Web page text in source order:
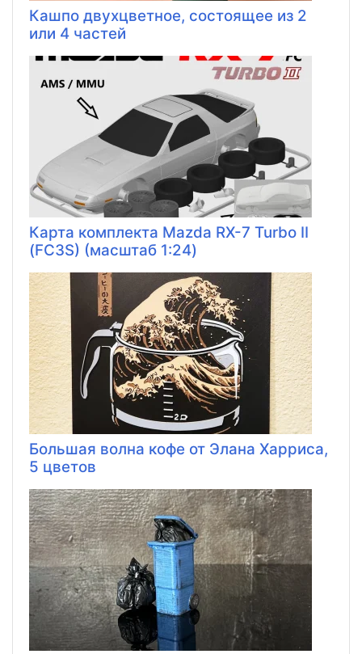
Кашпо двухцветное, состоящее из 2
или 4 частей
Карта комплекта Mazda RX-7 Turbo II
(FC3S) (масштаб 1:24)
Большая волна кофе от Элана Харриса,
5 цветов